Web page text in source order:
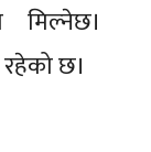
मिल्नेछ।
छ।